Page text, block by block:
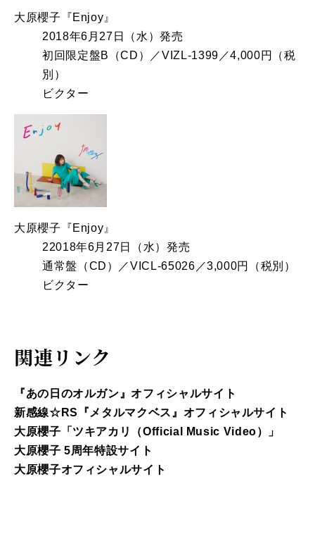
大原櫻子『Enjoy』
2018年6月27日（水）発売
初回限定盤B（CD）／VIZL-1399／4,000円（税
別）
ビクター
大原櫻子『Enjoy』
22018年6月27日（水）発売
通常盤（CD）／VICL-65026／3,000円（税別）
ビクター
関連リンク
『あの日のオルガン』オフィシャルサイト
新感線☆RS『メタルマクベス』オフィシャルサイト
大原櫻子「ツキアカリ（Official Music Video）」
大原櫻子 5周年特設サイト
大原櫻子オフィシャルサイト